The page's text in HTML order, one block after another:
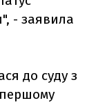
- заявила
до суду з